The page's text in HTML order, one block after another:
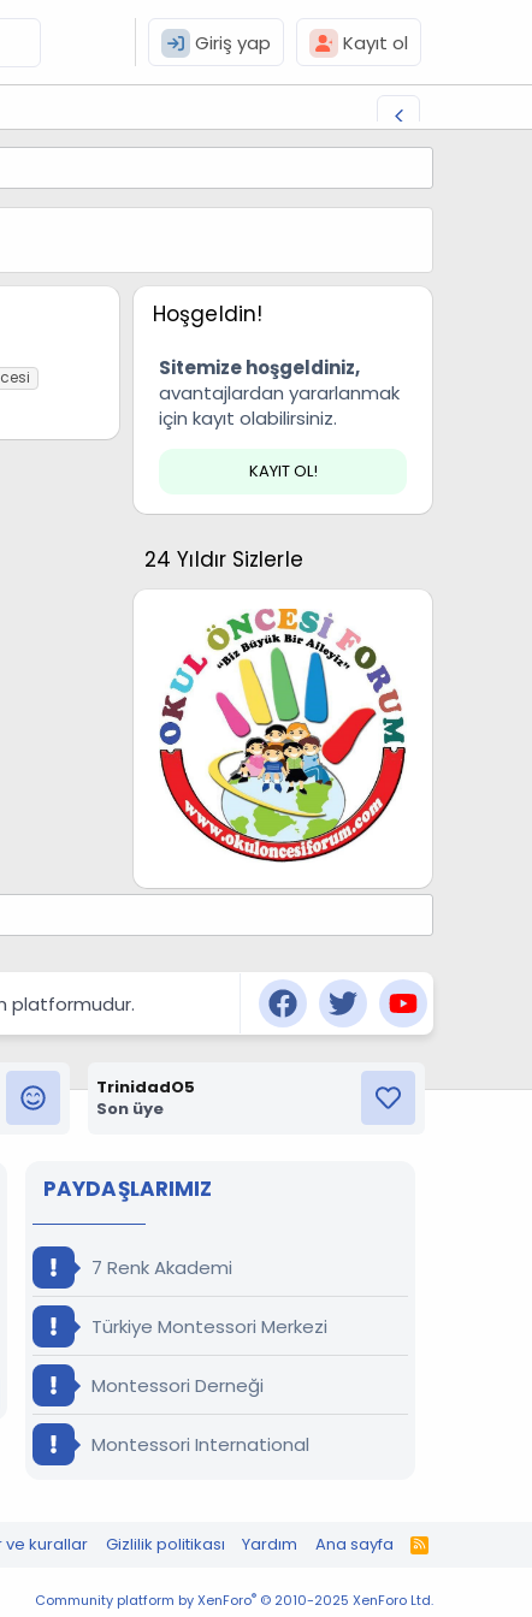
Giriş yap Kayıt ol
Hoşgeldin!
Sitemize hoşgeldiniz,
avantajlardan yararlanmak
için kayıt olabilirsiniz.
KAYIT OL!
24 Yıldır Sizlerle
platformudur.
TrinidadO5
Son üye
PAYDAŞLARIMIZ
7 Renk Akademi
Türkiye Montessori Merkezi
Montessori Derneği
Montessori International
ve kurallar Gizlilik politikası Yardım Ana sayfa
R
S
Community platform by XenForo® © 2010-2025 XenForo Ltd.